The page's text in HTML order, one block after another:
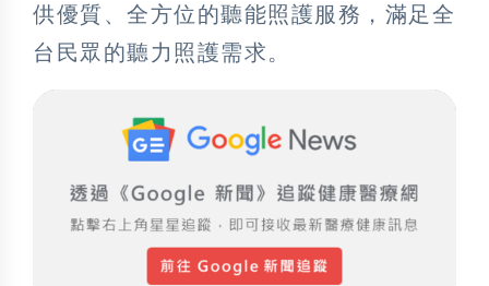
供優質、全方位的聽能照護服務，滿足全
台民眾的聽力照護需求。